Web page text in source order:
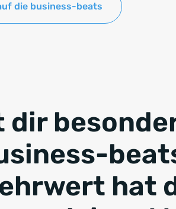
die business-beats
dir
hat